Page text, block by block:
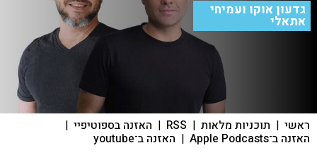
גדעון אוקו ועמיחי
אתאלי
ראשי | תוכניות מלאות |
RSS
| האזנה בספוטיפיי |
האזנה ב־Apple Podcasts | האזנה ב־youtube